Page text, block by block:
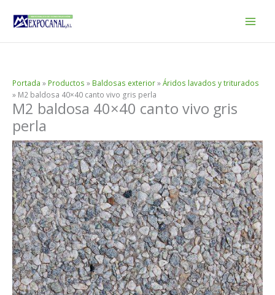
Portada » Productos » Baldosas exterior»Áridos lavados y triturados
» M2 baldosa 40×40 canto vivo gris perla
M2 baldosa 40×40 canto vivo gris
perla